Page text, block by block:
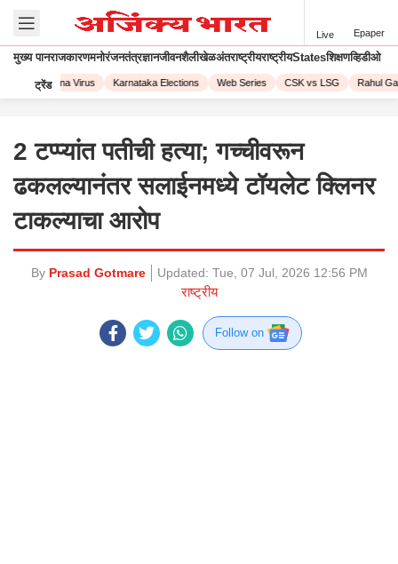
Live Epaper
मुख्य पानराजकारणमनोरंजनतंत्रज्ञानजीवनशैलीखेळअंतराष्ट्रीयराष्ट्रीयStatesशिक्षणव्हिडीओ
ट्रेंड
Corona Virus Karnataka Elections Web Series CSK vs LSG Rahul
2 टप्प्यांत पतीची हत्या; गच्चीवरून
ढकलल्यानंतर सलाईनमध्ये टॉयलेट क्लिनर
टाकल्याचा आरोप
By Prasad Gotmare Updated: Tue, 07 Jul, 2026 12:56 PM
राष्ट्रीय
Follow on